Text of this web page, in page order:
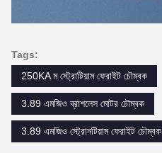
Tags:
250KA ম স্ট্রোটিয়াম ফেরাইট চৌম্বক
3.89 এমজিও ব্রাশলেস মোটর চৌম্বক
3.89 এমজিও স্ট্রোনটিয়াম ফেরাইট চৌম্বক